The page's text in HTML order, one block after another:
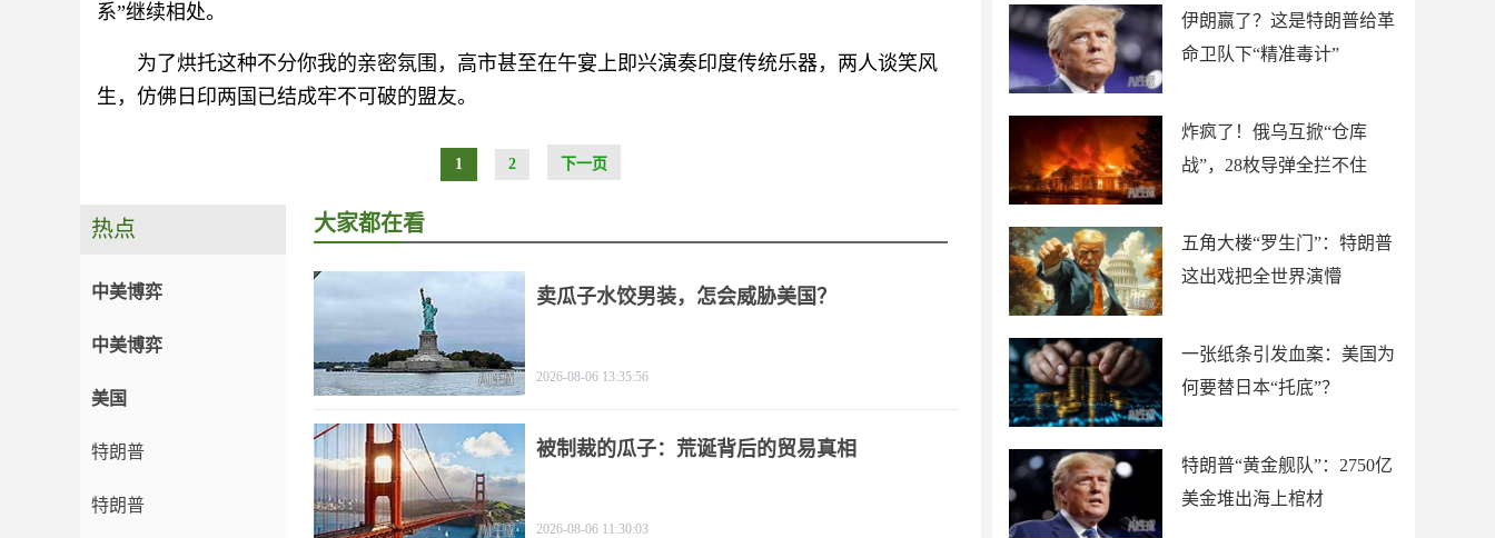
系”继续相处。
为了烘托这种不分你我的亲密氛围，高市甚至在午宴上即兴演奏印度传统乐器，两人谈笑风
生，仿佛日印两国已结成牢不可破的盟友。
1 2 下一页
伊朗赢了？这是特朗普给革
命卫队下“精准毒计”
炸疯了！俄乌互掀“仓库
战”，28枚导弹全拦不住
五角大楼“罗生门”：特朗普
这出戏把全世界演懵
一张纸条引发血案：美国为
何要替日本“托底”？
特朗普“黄金舰队”：2750亿
美金堆出海上棺材
热点
中美博弈
中美博弈
美国
特朗普
特朗普
大家都在看
卖瓜子水饺男装，怎会威胁美国？
2026-08-06 13:35:56
被制裁的瓜子：荒诞背后的贸易真相
2026-08-06 11:30:03